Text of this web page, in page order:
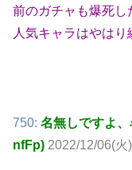
前のガチャも爆死し
人気キャラはやはり
750: 名無しですよ
nfFp) 2022/12/06(